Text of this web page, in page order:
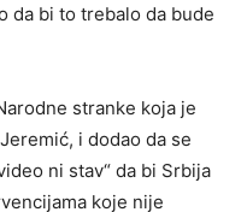
da bi to trebalo da bude
stranke koja je
i dodao da se
ni stav“ da bi Srbija
koje nije